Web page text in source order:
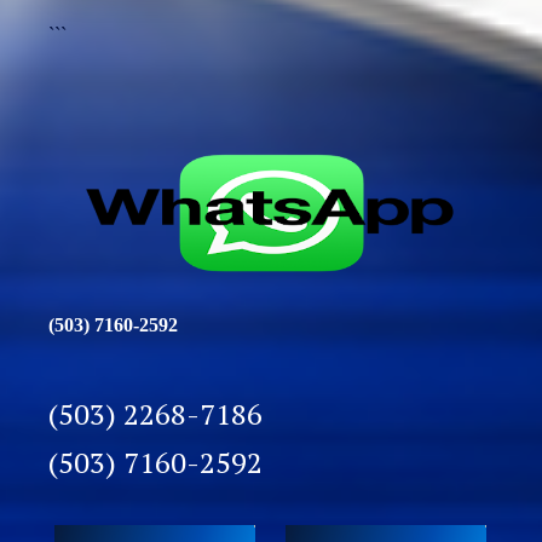
```
(503) 7160-2592
(503) 2268-7186
(503) 7160-2592